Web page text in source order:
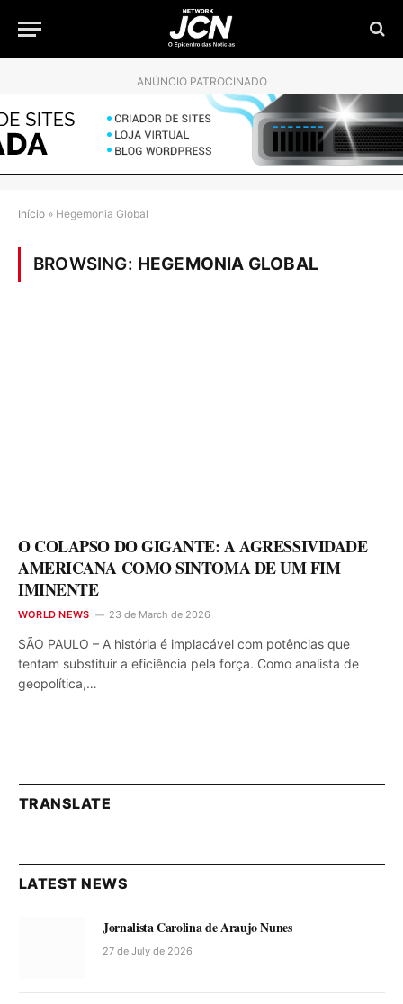
ANÚNCIO PATROCINADO
Início » Hegemonia Global
BROWSING: HEGEMONIA GLOBAL
O COLAPSO DO GIGANTE: A AGRESSIVIDADE
AMERICANA COMO SINTOMA DE UM FIM
IMINENTE
WORLD NEWS 23 de March de 2026
SÃO PAULO – A história é implacável com potências que
tentam substituir a eficiência pela força. Como analista de
geopolítica,…
TRANSLATE
LATEST NEWS
Jornalista Carolina de Araujo Nunes
27 de July de 2026